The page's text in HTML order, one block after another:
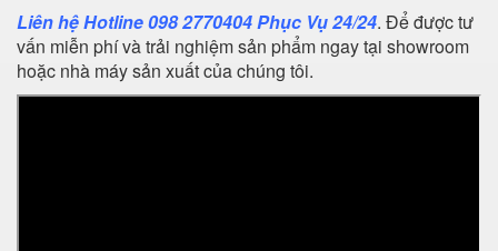
Liên hệ Hotline 098 2770404 Phục Vụ 24/24. Để được tư
vấn miễn phí và trải nghiệm sản phẩm ngay tại showroom
hoặc nhà máy sản xuất của chúng tôi.